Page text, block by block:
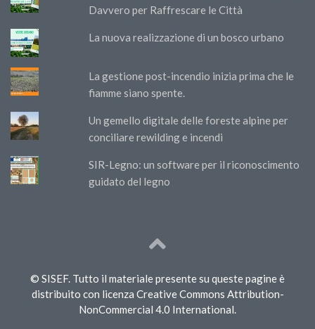
Davvero per Raffrescare le Città
La nuova realizzazione di un bosco urbano
La gestione post-incendio inizia prima che le
fiamme siano spente.
Un gemello digitale delle foreste alpine per
conciliare rewilding e incendi
SIR-Legno: un software per il riconoscimento
guidato del legno
© SISEF. Tutto il materiale presente su queste pagine è
distribuito con licenza Creative Commons Attribution-
NonCommercial 4.0 International.